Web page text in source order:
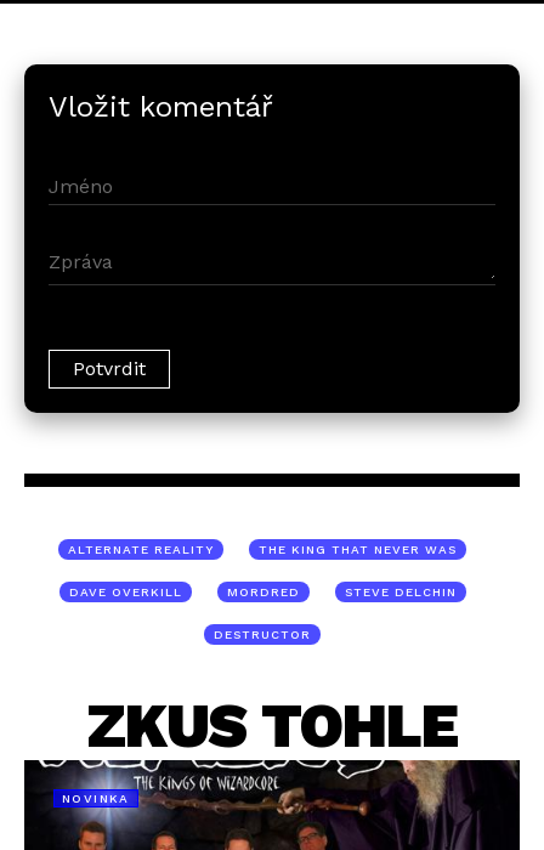
Vložit komentář
ALTERNATE REALITY THE KING THAT NEVER WAS
DAVE OVERKILL MORDRED STEVE DELCHIN
DESTRUCTOR
ZKUS TOHLE
NOVINKA